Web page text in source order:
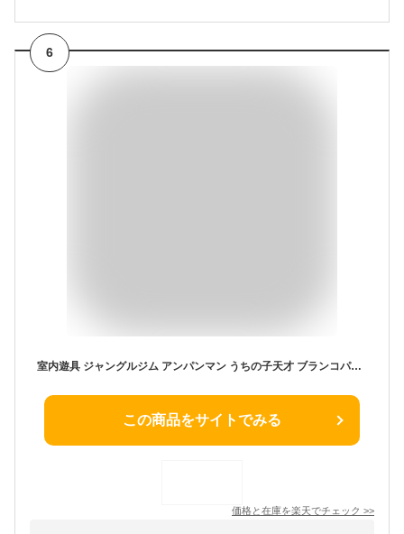
6
室内遊具 ジャングルジム アンパンマン うちの子天才 ブランコパークDX 2歳 3歳 4歳 5歳 子供 キッズ 男の子 女の子 孫 4WAY ブランコ すべり台 ジャングルジム 鉄棒 運動遊具 屋内 大型 家庭用 幼児 おうち遊び 全身運動 知育玩具 誕生日 クリスマス プレゼント 雨の日対応
この商品をサイトでみる
価格と在庫を楽天でチェック >>